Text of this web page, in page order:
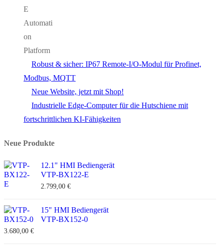
Robust & sicher: IP67 Remote-I/O-Modul für Profinet,
Modbus, MQTT
Neue Website, jetzt mit Shop!
Industrielle Edge-Computer für die Hutschiene mit
fortschrittlichen KI-Fähigkeiten
Neue Produkte
12.1" HMI Bediengerät
VTP-BX122-E
2.799,00 €
15" HMI Bediengerät
VTP-BX152-0
3.680,00 €